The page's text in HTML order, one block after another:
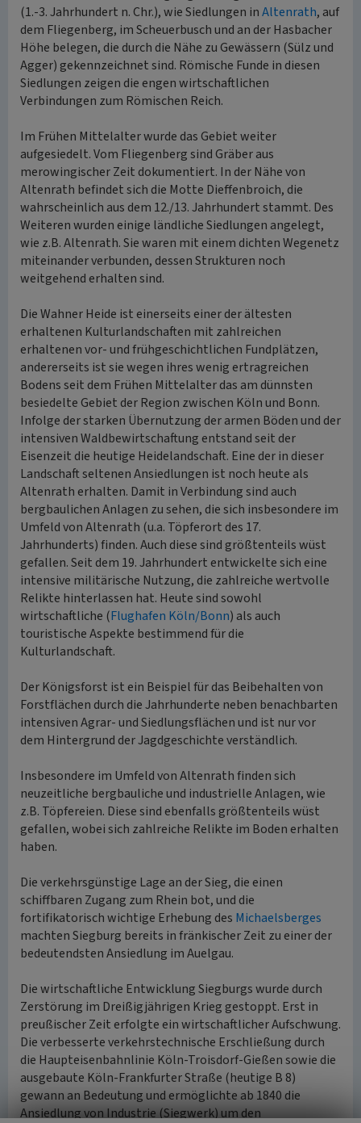
(1.-3. Jahrhundert n. Chr.), wie Siedlungen inAltenrath, auf
dem Fliegenberg, im Scheuerbusch und an der Hasbacher
Höhe belegen, die durch die Nähe zu Gewässern (Sülz und
Agger) gekennzeichnet sind. Römische Funde in diesen
Siedlungen zeigen die engen wirtschaftlichen
Verbindungen zum Römischen Reich.
Im Frühen Mittelalter wurde das Gebiet weiter
aufgesiedelt. Vom Fliegenberg sind Gräber aus
merowingischer Zeit dokumentiert. In der Nähe von
Altenrath befindet sich die Motte Dieffenbroich, die
wahrscheinlich aus dem 12./13. Jahrhundert stammt. Des
Weiteren wurden einige ländliche Siedlungen angelegt,
wie z.B. Altenrath. Sie waren mit einem dichten Wegenetz
miteinander verbunden, dessen Strukturen noch
weitgehend erhalten sind.
Die Wahner Heide ist einerseits einer der ältesten
erhaltenen Kulturlandschaften mit zahlreichen
erhaltenen vor- und frühgeschichtlichen Fundplätzen,
andererseits ist sie wegen ihres wenig ertragreichen
Bodens seit dem Frühen Mittelalter das am dünnsten
besiedelte Gebiet der Region zwischen Köln und Bonn.
Infolge der starken Übernutzung der armen Böden und der
intensiven Waldbewirtschaftung entstand seit der
Eisenzeit die heutige Heidelandschaft. Eine der in dieser
Landschaft seltenen Ansiedlungen ist noch heute als
Altenrath erhalten. Damit in Verbindung sind auch
bergbaulichen Anlagen zu sehen, die sich insbesondere im
Umfeld von Altenrath (u.a. Töpferort des 17.
Jahrhunderts) finden. Auch diese sind größtenteils wüst
gefallen. Seit dem 19. Jahrhundert entwickelte sich eine
intensive militärische Nutzung, die zahlreiche wertvolle
Relikte hinterlassen hat. Heute sind sowohl
wirtschaftliche (Flughafen Köln/Bonn) als auch
touristische Aspekte bestimmend für die
Kulturlandschaft.
Der Königsforst ist ein Beispiel für das Beibehalten von
Forstflächen durch die Jahrhunderte neben benachbarten
intensiven Agrar- und Siedlungsflächen und ist nur vor
dem Hintergrund der Jagdgeschichte verständlich.
Insbesondere im Umfeld von Altenrath finden sich
neuzeitliche bergbauliche und industrielle Anlagen, wie
z.B. Töpfereien. Diese sind ebenfalls größtenteils wüst
gefallen, wobei sich zahlreiche Relikte im Boden erhalten
haben.
Die verkehrsgünstige Lage an der Sieg, die einen
schiffbaren Zugang zum Rhein bot, und die
fortifikatorisch wichtige Erhebung des Michaelsberges
machten Siegburg bereits in fränkischer Zeit zu einer der
bedeutendsten Ansiedlung im Auelgau.
Die wirtschaftliche Entwicklung Siegburgs wurde durch
Zerstörung im Dreißigjährigen Krieg gestoppt. Erst in
preußischer Zeit erfolgte ein wirtschaftlicher Aufschwung.
Die verbesserte verkehrstechnische Erschließung durch
die Haupteisenbahnlinie Köln-Troisdorf-Gießen sowie die
ausgebaute Köln-Frankfurter Straße (heutige B 8)
gewann an Bedeutung und ermöglichte ab 1840 die
Ansiedlung von Industrie (Siegwerk) um den